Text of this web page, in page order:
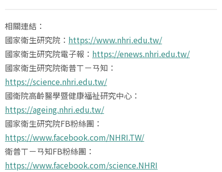
相關連結：
國家衛生研究院： https://www.nhri.edu.tw/
國家衛生研究院電子報： https://enews.nhri.edu.tw/
國家衛生研究院衛普ㄒㄧㄢ知：
https://science.nhri.edu.tw/
國衛院高齡醫學暨健康福祉研究中心：
https://ageing.nhri.edu.tw/
國家衛生研究院FB粉絲團：
https://www.facebook.com/NHRI.TW/
衛普ㄒㄧㄢ知FB粉絲團：
https://www.facebook.com/science.NHRI